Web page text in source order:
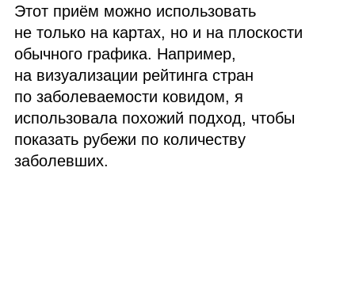
Этот приём можно использовать
не только на картах, но и на плоскости
обычного графика. Например,
на визуализации рейтинга стран
по заболеваемости ковидом, я
использовала похожий подход, чтобы
показать рубежи по количеству
заболевших.